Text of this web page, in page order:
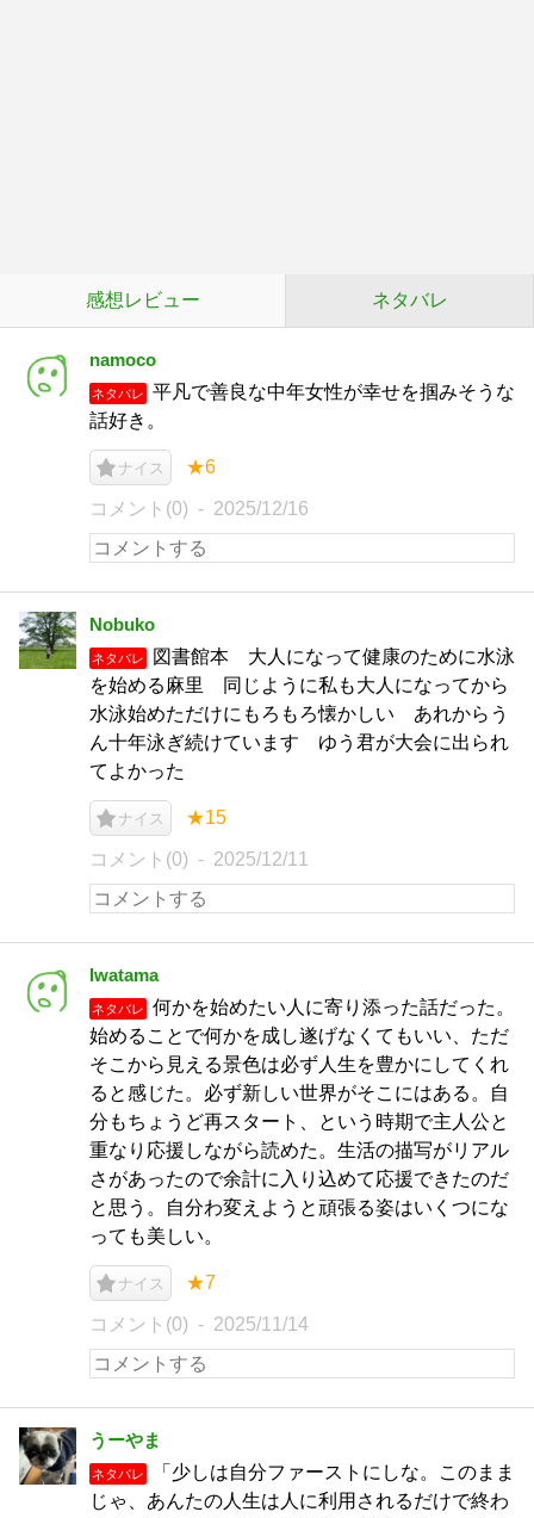
感想レビュー ネタバレ
namoco
ネタバレ
平凡で善良な中年女性が幸せを掴みそうな
話好き。
ナイス ★6
コメント(0) 2025/12/16
Nobuko
ネタバレ
図書館本 大人になって健康のために水泳
を始める麻里 同じように私も大人になってから
水泳始めただけにもろもろ懐かしい あれからう
ん十年泳ぎ続けています ゆう君が大会に出られ
てよかった
ナイス ★15
コメント(0) 2025/12/11
Iwatama
ネタバレ
何かを始めたい人に寄り添った話だった。
始めることで何かを成し遂げなくてもいい、ただ
そこから見える景色は必ず人生を豊かにしてくれ
ると感じた。必ず新しい世界がそこにはある。自
分もちょうど再スタート、という時期で主人公と
重なり応援しながら読めた。生活の描写がリアル
さがあったので余計に入り込めて応援できたのだ
と思う。自分わ変えようと頑張る姿はいくつにな
っても美しい。
ナイス ★7
コメント(0) 2025/11/14
うーやま
ネタバレ
「少しは自分ファーストにしな。このまま
じゃ、あんたの人生は人に利用されるだけで終わ